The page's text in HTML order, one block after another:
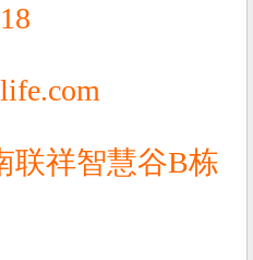
联祥智慧谷B栋